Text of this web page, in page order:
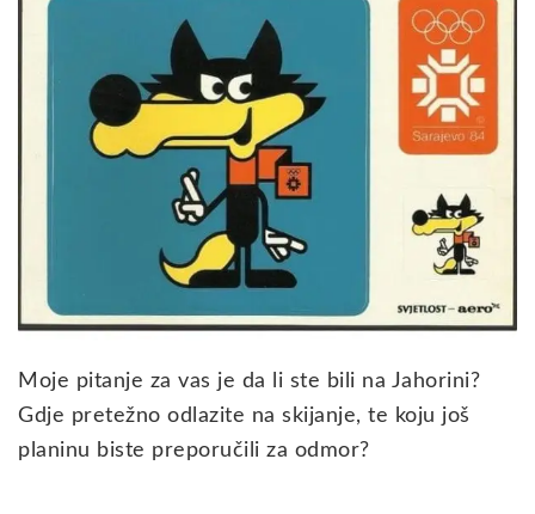
Moje pitanje za vas je da li ste bili na Jahorini?
Gdje pretežno odlazite na skijanje, te koju još
planinu biste preporučili za odmor?